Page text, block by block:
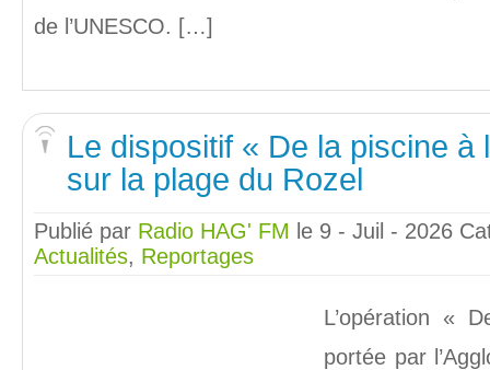
de l’UNESCO. […]
Le dispositif « De la piscine à
sur la plage du Rozel
Publié par Radio HAG' FM le 9 - Juil - 2026
Actualités, Reportages
L’opération «
portée par